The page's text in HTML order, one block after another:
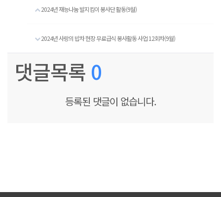
2024년 재능나눔 발지킴이 봉사단 활동(9월)
2024년 사랑의 밥차 현장 무료급식 봉사활동 사업 12회차(9월)
댓글목록 0
등록된 댓글이 없습니다.